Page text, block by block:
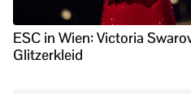
ESC in Wien: Victoria
Glitzerkleid